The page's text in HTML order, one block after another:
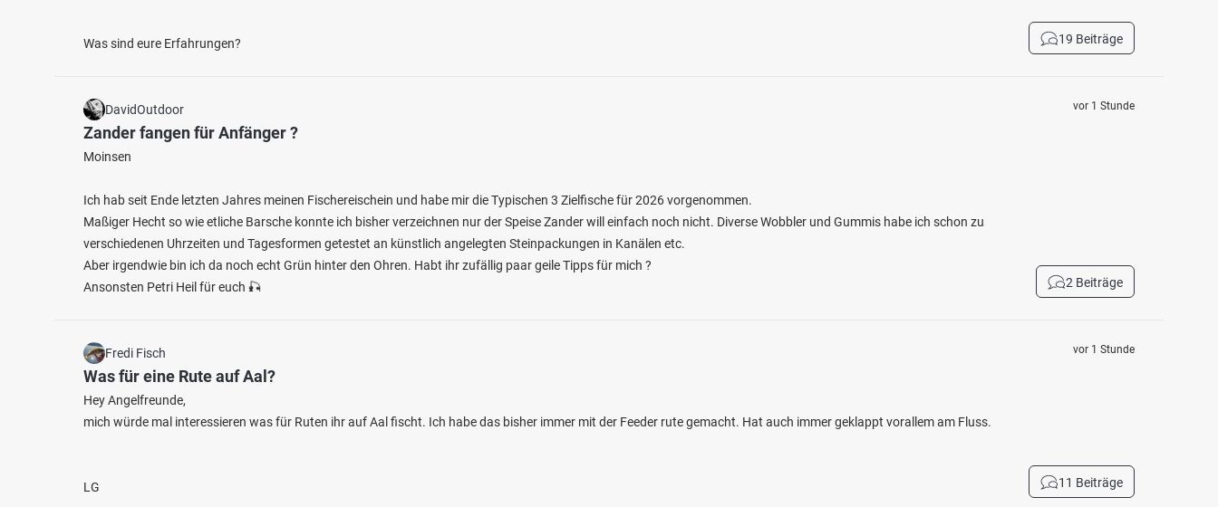
Was sind eure Erfahrungen? 19 Beiträge
DavidOutdoor
Zander fangen für Anfänger ?
Moinsen
Ich hab seit Ende letzten Jahres meinen Fischereischein und habe mir die Typischen 3 Zielfische für 2026 vorgenommen.
Maßiger Hecht so wie etliche Barsche konnte ich bisher verzeichnen nur der Speise Zander will einfach noch nicht. Diverse Wobbler und Gummis habe ich schon zu
verschiedenen Uhrzeiten und Tagesformen getestet an künstlich angelegten Steinpackungen in Kanälen etc.
Aber irgendwie bin ich da noch echt Grün hinter den Ohren. Habt ihr zufällig paar geile Tipps für mich ?
Ansonsten Petri Heil für euch 🎣
vor 1 Stunde
2 Beiträge
Fredi Fisch
Was für eine Rute auf Aal?
Hey Angelfreunde,
mich würde mal interessieren was für Ruten ihr auf Aal fischt. Ich habe das bisher immer mit der Feeder rute gemacht. Hat auch immer geklappt vorallem am Fluss.
LG
vor 1 Stunde
11 Beiträge